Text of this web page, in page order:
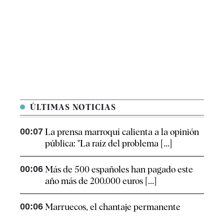
ÚLTIMAS NOTICIAS
00:07 La prensa marroquí calienta a la opinión
pública: "La raíz del problema [...]
00:06 Más de 500 españoles han pagado este
año más de 200.000 euros [...]
00:06 Marruecos, el chantaje permanente